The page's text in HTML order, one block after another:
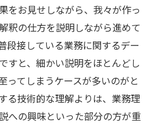
をお見せしながら、我々が作っ
釈の仕方を説明しながら進めて
段接している業務に関するデー
すと、細かい説明をほとんどし
ってしまうケースが多いのがと
る技術的な理解よりは、業務理
への興味といった部分の方が重